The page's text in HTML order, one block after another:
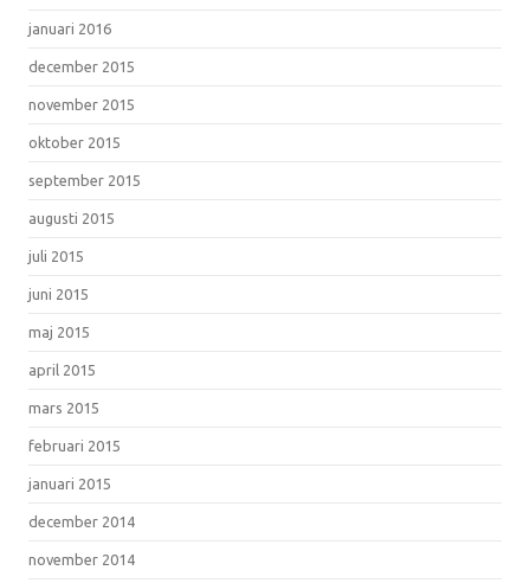
januari 2016
december 2015
november 2015
oktober 2015
september 2015
augusti 2015
juli 2015
juni 2015
maj 2015
april 2015
mars 2015
februari 2015
januari 2015
december 2014
november 2014